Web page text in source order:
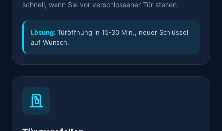
schnell, wenn Sie vor verschlossener Tür stehen.
Lösung: Türöffnung in 15-30 Min., neuer Schlüssel
auf Wunsch.